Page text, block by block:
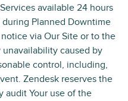
available 24 hours
during Planned Downtime
via Our Site or to the
caused by
control, including,
Zendesk reserves the
audit Your use of the